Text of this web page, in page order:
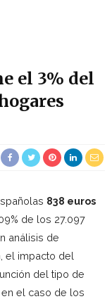
el 3% del
838 euros
de los 27.097
análisis de
el impacto del
del tipo de
el caso de los